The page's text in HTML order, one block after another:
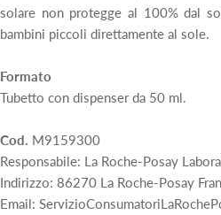
solare non protegge al 100% dal
bambini piccoli direttamente al sole.
Formato
Tubetto con dispenser da 50 ml.
Cod. M9159300
Responsabile: La Roche-Posay
Indirizzo: 86270 La Roche-Posay
Email: